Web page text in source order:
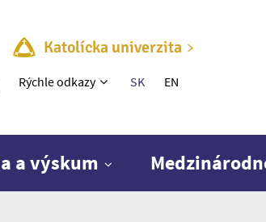
Katolícka univerzita
Rýchle menu
Rýchle odkazy SK EN
a výskum